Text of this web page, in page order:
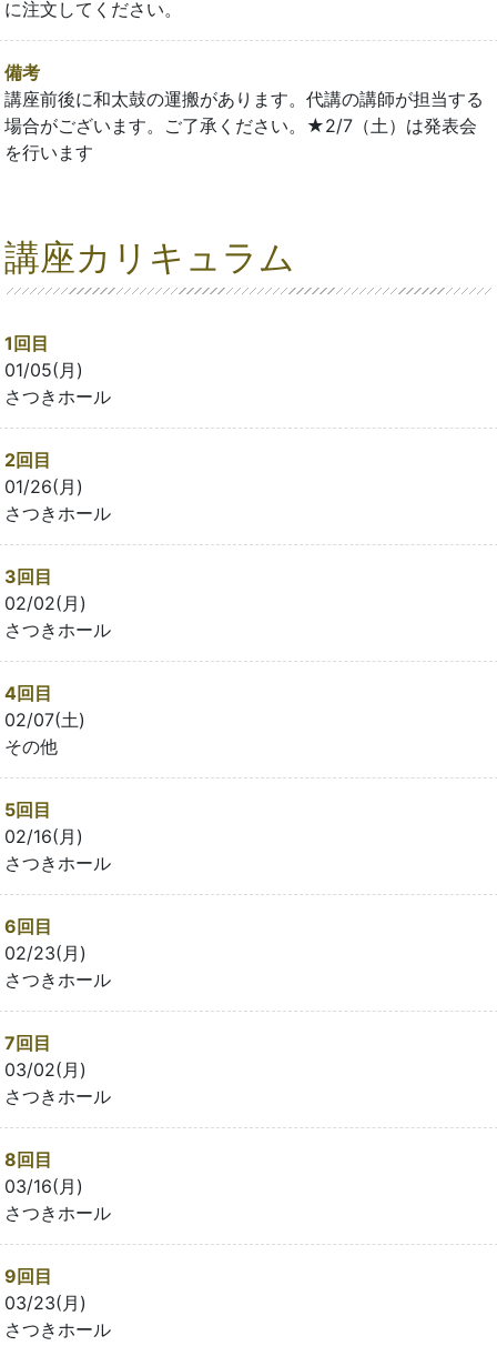
に注文してください。
備考
講座前後に和太鼓の運搬があります。代講の講師が担当する
場合がございます。ご了承ください。★2/7（土）は発表会
を行います
講座カリキュラム
1回目
01/05(月)
さつきホール
2回目
01/26(月)
さつきホール
3回目
02/02(月)
さつきホール
4回目
02/07(土)
その他
5回目
02/16(月)
さつきホール
6回目
02/23(月)
さつきホール
7回目
03/02(月)
さつきホール
8回目
03/16(月)
さつきホール
9回目
03/23(月)
さつきホール